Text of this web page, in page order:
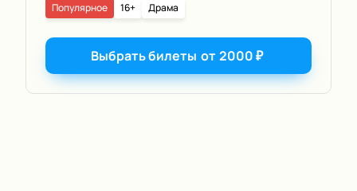
16+ Драма
Популярное
Выбрать билеты от2000₽